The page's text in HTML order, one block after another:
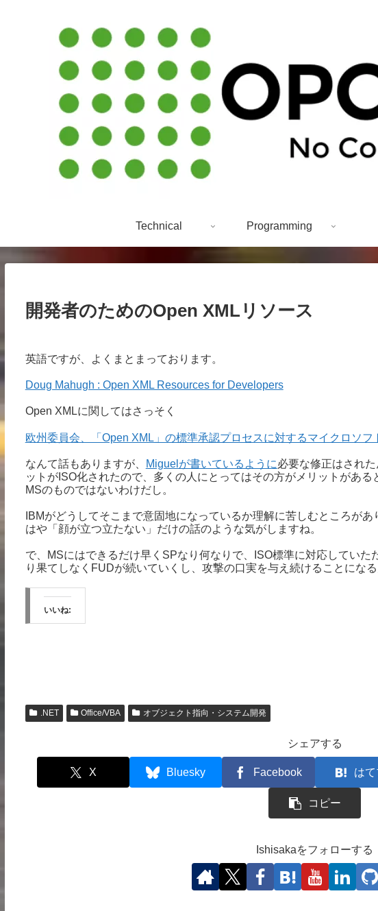
Technical Programming
開発者のためのOpen XMLリソース
英語ですが、よくまとまっております。
Doug Mahugh : Open XML Resources for Developers
Open XMLに関してはさっそく
欧州委員会、「Open XML」の標準承認プロセスに対するマイクロソ
なんて話もありますが、 Miguelが書いているように必要な修正はされ
ットがISO化されたので、多くの人にとってはその方がメリットがあ
MSのものではないわけだし。
IBMがどうしてそこまで意固地になっているか理解に苦しむところが
はや「顔が立つ立たない」だけの話のような気がしますね。
で、MSにはできるだけ早くSPなり何なりで、ISO標準に対応してい
り果てしなくFUDが続いていくし、攻撃の口実を与え続けることになる
いいね:
.NET Office/VBA オブジェクト指向・システム開発
シェアする
X Bluesky Facebook は
コピー
Ishisakaをフォローする